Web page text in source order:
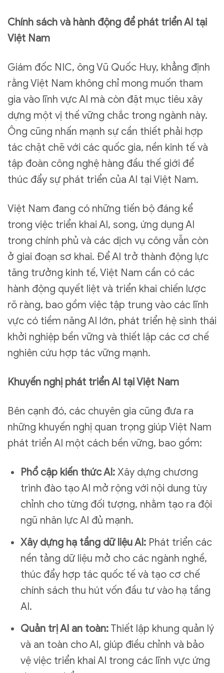
Chính sách và hành động để phát triển AI tại
Việt Nam
Giám đốc NIC, ông Vũ Quốc Huy, khẳng định
rằng Việt Nam không chỉ mong muốn tham
gia vào lĩnh vực AI mà còn đặt mục tiêu xây
dựng một vị thế vững chắc trong ngành này.
Ông cũng nhấn mạnh sự cần thiết phải hợp
tác chặt chẽ với các quốc gia, nền kinh tế và
tập đoàn công nghệ hàng đầu thế giới để
thúc đẩy sự phát triển của AI tại Việt Nam.
Việt Nam đang có những tiến bộ đáng kể
trong việc triển khai AI, song, ứng dụng AI
trong chính phủ và các dịch vụ công vẫn còn
ở giai đoạn sơ khai. Để AI trở thành động lực
tăng trưởng kinh tế, Việt Nam cần có các
hành động quyết liệt và triển khai chiến lược
rõ ràng, bao gồm việc tập trung vào các lĩnh
vực có tiềm năng AI lớn, phát triển hệ sinh thái
khởi nghiệp bền vững và thiết lập các cơ chế
nghiên cứu hợp tác vững mạnh.
Khuyến nghị phát triển AI tại Việt Nam
Bên cạnh đó, các chuyên gia cũng đưa ra
những khuyến nghị quan trọng giúp Việt Nam
phát triển AI một cách bền vững, bao gồm:
Phổ cập kiến thức AI: Xây dựng chương
trình đào tạo AI mở rộng với nội dung tùy
chỉnh cho từng đối tượng, nhằm tạo ra đội
ngũ nhân lực AI đủ mạnh.
Xây dựng hạ tầng dữ liệu AI: Phát triển các
nền tảng dữ liệu mở cho các ngành nghề,
thúc đẩy hợp tác quốc tế và tạo cơ chế
chính sách thu hút vốn đầu tư vào hạ tầng
AI.
Quản trị AI an toàn: Thiết lập khung quản lý
và an toàn cho AI, giúp điều chỉnh và bảo
vệ việc triển khai AI trong các lĩnh vực ứng